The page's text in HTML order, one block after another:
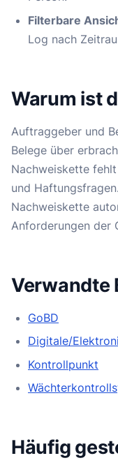
Filterbare
Log nach
Warum ist
Auftraggeber und
Belege über
Nachweiskette
und
Nachweiskette
Anforderungen der
Verwandte
GoBD
Digitale/
Kontrollpunkt
Häufig